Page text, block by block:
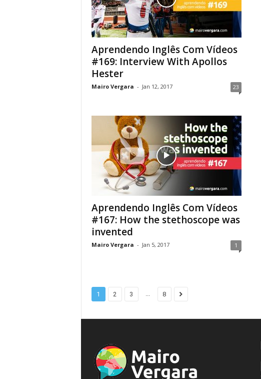
Aprendendo Inglês Com Vídeos
#169: Interview With Apollos
Hester
Mairo Vergara - Jan 12, 2017 23
Aprendendo Inglês Com Vídeos
#167: How the stethoscope was
invented
Mairo Vergara - Jan 5, 2017 1
1 2 3 ... 8